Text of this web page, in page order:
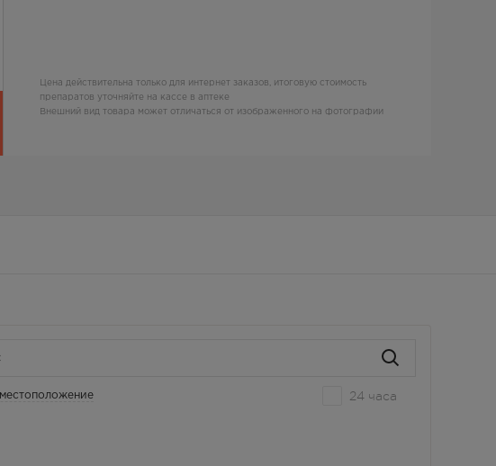
Цена действительна только для интернет заказов, итоговую стоимость
препаратов уточняйте на кассе в аптеке
Внешний вид товара может отличаться от изображенного на фотографии
24 часа